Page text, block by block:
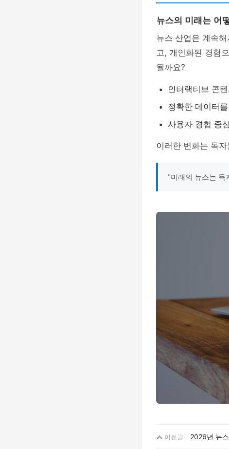
뉴스의 미래는 어
뉴스 산업은 계속
고, 개인화된 경험
될까요?
인터랙티브 콘
정확한 데이터
사용자 경험 중
이러한 변화는 독
"미래의 뉴스는 독
이전글 2026년 뉴